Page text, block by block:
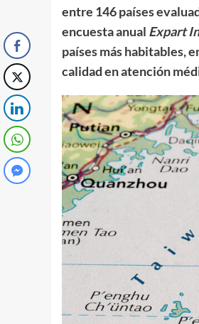
entre 146 países
encuesta anual Expart
países más habitables,
calidad en atención